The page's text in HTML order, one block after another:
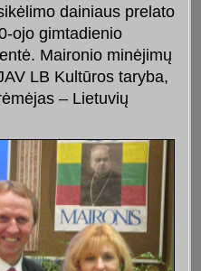
dainiaus prelato
ojo gimtadienio
Maironio minėjimų
LB Kultūros taryba,
– Lietuvių